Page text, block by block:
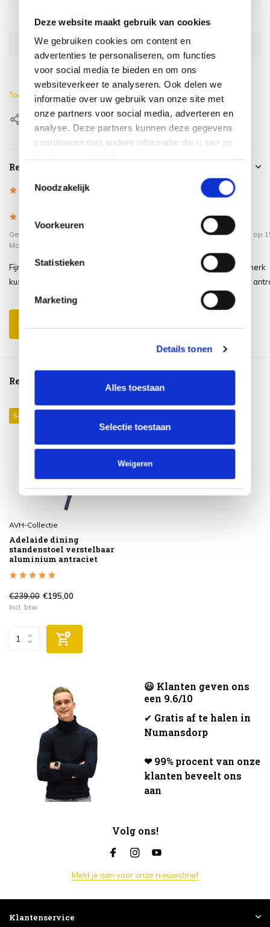
Deze website maakt gebruik van cookies
We gebruiken cookies om content en
advertenties te personaliseren, om functies
voor social media te bieden en om ons
websiteverkeer te analyseren. Ook delen we
informatie over uw gebruik van onze site met
onze partners voor social media, adverteren en
analyse. Deze partners kunnen deze gegevens
combineren met andere informatie die u aan ze
Noodzakelijk
Voorkeuren
Statistieken
Marketing
Details tonen
Alles toestaan
Selectie toestaan
Weigeren
SKU GRSF-C-404A
EAN 8720848310544
Breedte stoel 65 cm
Toon meer
Delen
Reviews
5/5 Based on 3 reviews
Gepost door:
Maart 2026
Fijne stoelen, zijn verstelbaar en
kussens erin zijn niet nodig
5/5
Gepost door:Frans van As
op
6 mooie stoelen van het merk
Adelaide diner in de kleur
grijs. Zeer tevreden.
Schrijf je eigen review
Reeds bekeken
Sale 18%
AVH-Collectie
Adelaide dining
standenstoel verstelbaar
aluminium antraciet
€239,00 €195,00
Incl. btw
😃 Klanten geven ons
een 9.6/10
✔ Gratis af te halen in
Numansdorp
❤ 99% procent van onze
klanten beveelt ons
aan
Volg ons!
Meld je aan voor onze nieuwsbrief
Klantenservice